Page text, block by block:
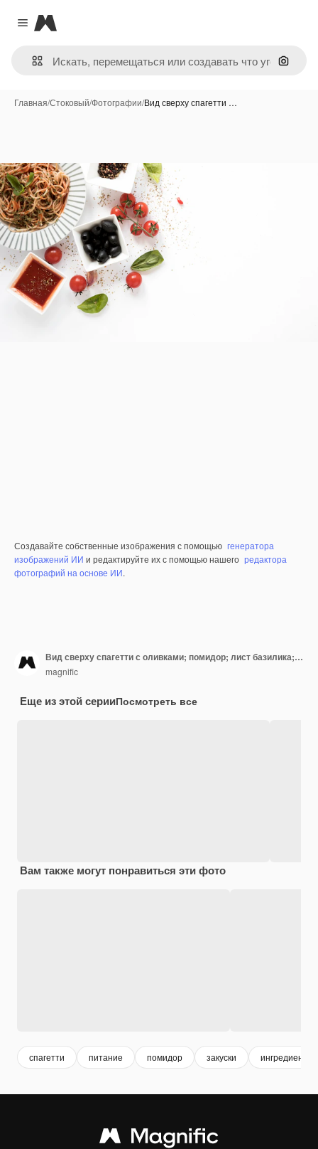
Close menu
Magnific
Поиск
Главная/Стоковый/Фотографии/Вид сверху спагетти …
Создавайте собственные изображения с помощью генератора
изображений ИИ и редактируйте их с помощью нашего редактора
фотографий на основе ИИ.
Вид сверху спагетти с оливками; помидор; лист базилика; травы на белом фоне
magnific
Еще из этой серииПосмотреть все
Вам также могут понравиться эти фото
спагетти питание помидор закуски ингредиенты